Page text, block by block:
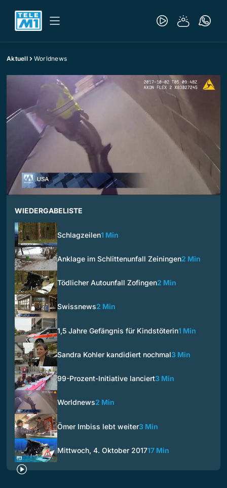
Aktuell Worldnews
WIEDERGABELISTE
Schlagzeilen1 Min
Anklage im Schlittenunfall Zeiningen2 Min
Tödlicher Autounfall Zofingen2 Min
Swissnews2 Min
1,5 Jahre Gefängnis für Kindstöterin1 Min
Sandra Kohler kandidiert nochmal3 Min
99-Prozent-Initiative lanciert3 Min
Worldnews2 Min
Ömer Imbiss lebt weiter3 Min
Mittwoch, 4. Oktober 201717 Min